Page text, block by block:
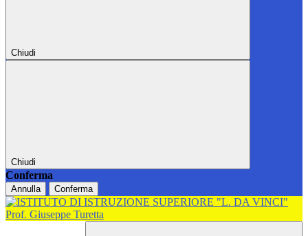
Chiudi
Chiudi
Conferma
Annulla Conferma